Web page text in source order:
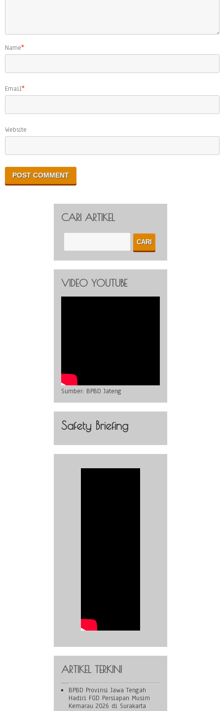
Name*
Email*
Website
CARI ARTIKEL
VIDEO YOUTUBE
Sumber: BPBD Jateng
Safety Briefing
ARTIKEL TERKINI
BPBD Provinsi Jawa Tengah
Hadiri FGD Persiapan Musim
Kemarau 2026 di Surakarta